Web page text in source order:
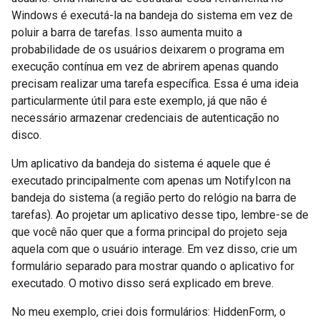
Windows é executá-la na bandeja do sistema em vez de
poluir a barra de tarefas. Isso aumenta muito a
probabilidade de os usuários deixarem o programa em
execução contínua em vez de abrirem apenas quando
precisam realizar uma tarefa específica. Essa é uma ideia
particularmente útil para este exemplo, já que não é
necessário armazenar credenciais de autenticação no
disco.
Um aplicativo da bandeja do sistema é aquele que é
executado principalmente com apenas um NotifyIcon na
bandeja do sistema (a região perto do relógio na barra de
tarefas). Ao projetar um aplicativo desse tipo, lembre-se de
que você não quer que a forma principal do projeto seja
aquela com que o usuário interage. Em vez disso, crie um
formulário separado para mostrar quando o aplicativo for
executado. O motivo disso será explicado em breve.
No meu exemplo, criei dois formulários: HiddenForm, o